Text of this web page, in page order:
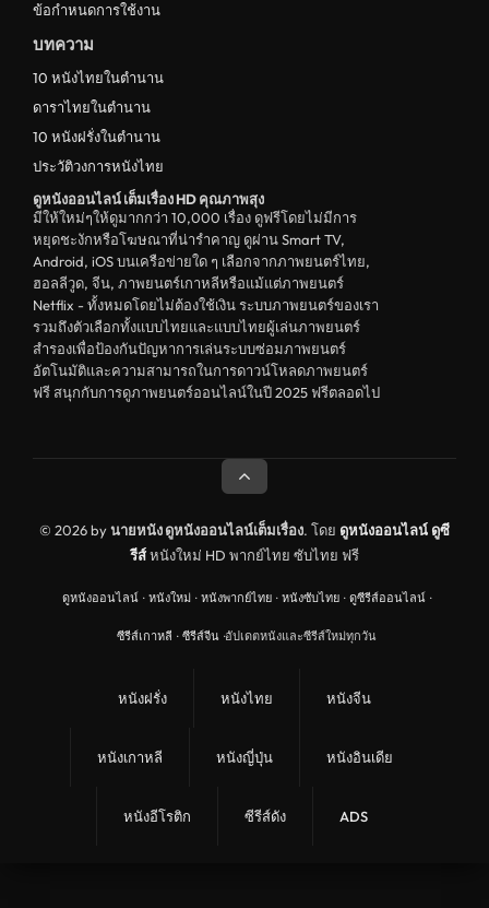
ข้อกำหนดการใช้งาน
บทความ
10 หนังไทยในตำนาน
ดาราไทยในตำนาน
10 หนังฝรั่งในตำนาน
ประวัติวงการหนังไทย
ดูหนังออนไลน์ เต็มเรื่อง HD คุณภาพสุง
มีให้ใหม่ๆให้ดูมากกว่า 10,000 เรื่อง ดูฟรีโดยไม่มีการ
หยุดชะงักหรือโฆษณาที่น่ารำคาญ ดูผ่าน Smart TV,
Android, iOS บนเครือข่ายใด ๆ เลือกจากภาพยนตร์ไทย,
ฮอลลีวูด, จีน, ภาพยนตร์เกาหลีหรือแม้แต่ภาพยนตร์
Netflix - ทั้งหมดโดยไม่ต้องใช้เงิน ระบบภาพยนตร์ของเรา
รวมถึงตัวเลือกทั้งแบบไทยและแบบไทยผู้เล่นภาพยนตร์
สำรองเพื่อป้องกันปัญหาการเล่นระบบซ่อมภาพยนตร์
อัตโนมัติและความสามารถในการดาวน์โหลดภาพยนตร์
ฟรี สนุกกับการดูภาพยนตร์ออนไลน์ในปี 2025 ฟรีตลอดไป
© 2026 byนายหนัง ดูหนังออนไลน์เต็มเรื่อง. โดย ดูหนังออนไลน์ ดูซี
รีส์หนังใหม่ HD พากย์ไทย ซับไทย ฟรี
ดูหนังออนไลน์ · หนังใหม่ · หนังพากย์ไทย · หนังซับไทย · ดูซีรีส์ออนไลน์ ·
ซีรีส์เกาหลี · ซีรีส์จีน ·อัปเดตหนังและซีรีส์ใหม่ทุกวัน
หนังฝรั่ง หนังไทย หนังจีน
หนังเกาหลี หนังญี่ปุ่น หนังอินเดีย
หนังอีโรติก ซีรีส์ดัง ADS